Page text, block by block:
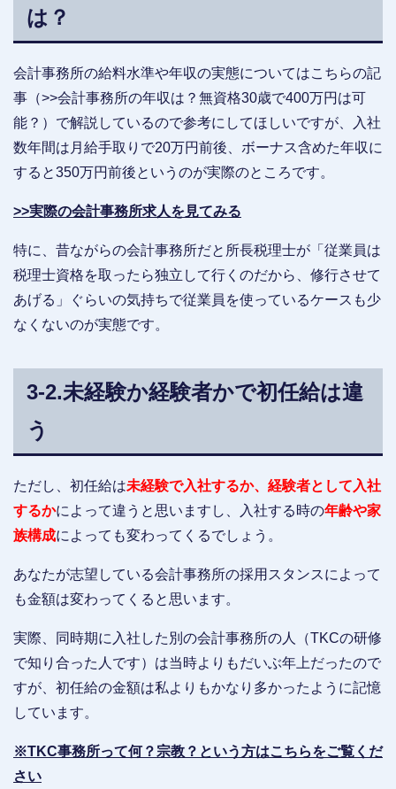
は？
会計事務所の給料水準や年収の実態についてはこちらの記
事（>>会計事務所の年収は？無資格30歳で400万円は可
能？）で解説しているので参考にしてほしいですが、入社
数年間は月給手取りで20万円前後、ボーナス含めた年収に
すると350万円前後というのが実際のところです。
>>実際の会計事務所求人を見てみる
特に、昔ながらの会計事務所だと所長税理士が「従業員は
税理士資格を取ったら独立して行くのだから、修行させて
あげる」ぐらいの気持ちで従業員を使っているケースも少
なくないのが実態です。
3-2.未経験か経験者かで初任給は違
う
ただし、初任給は未経験で入社するか、経験者として入社
するかによって違うと思いますし、入社する時の年齢や家
族構成によっても変わってくるでしょう。
あなたが志望している会計事務所の採用スタンスによって
も金額は変わってくると思います。
実際、同時期に入社した別の会計事務所の人（TKCの研修
で知り合った人です）は当時よりもだいぶ年上だったので
すが、初任給の金額は私よりもかなり多かったように記憶
しています。
※TKC事務所って何？宗教？という方はこちらをご覧くだ
さい